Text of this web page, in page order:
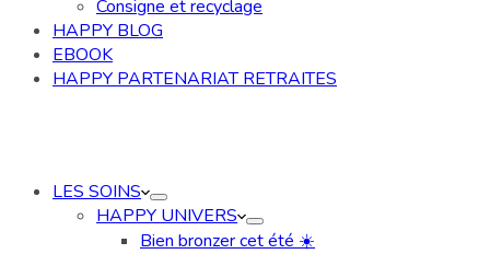
Consigne et recyclage
HAPPY BLOG
EBOOK
HAPPY PARTENARIAT RETRAITES
LES SOINS
HAPPY UNIVERS
Bien bronzer cet été ☀️​